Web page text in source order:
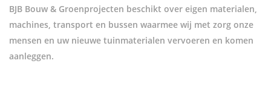
BJB Bouw & Groenprojecten beschikt over eigen materialen,
machines, transport en bussen waarmee wij met zorg onze
mensen en uw nieuwe tuinmaterialen vervoeren en komen
aanleggen.